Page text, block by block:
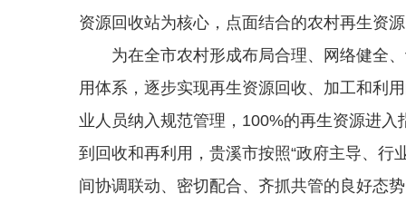
资源回收站为核心，点面结合的农村再生资源
为在全市农村形成布局合理、网络健全、
用体系，逐步实现再生资源回收、加工和利
业人员纳入规范管理，100%的再生资源进
到回收和再利用，贵溪市按照“政府主导、行
间协调联动、密切配合、齐抓共管的良好态